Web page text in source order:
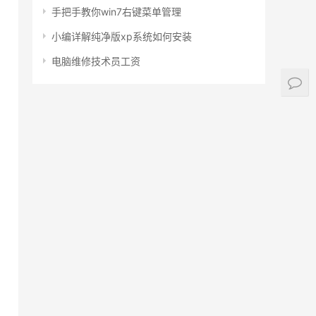
手把手教你win7右键菜单管理
小编详解纯净版xp系统如何安装
电脑维修技术员工资